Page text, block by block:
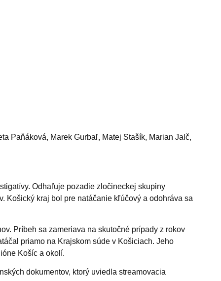
Paňáková, Marek Gurbaľ, Matej Stašík, Marian Jalč,
Odhaľuje pozadie zločineckej skupiny
Košický kraj bol pre natáčanie kľúčový a odohráva sa
Príbeh sa zameriava na skutočné prípady z rokov
priamo na Krajskom súde v Košiciach. Jeho
Košíc a okolí.
dokumentov, ktorý uviedla streamovacia